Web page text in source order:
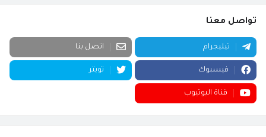
تواصل معنا
تيليجرام اتصل بنا
فيسبوك تويتر
قناة اليوتيوب